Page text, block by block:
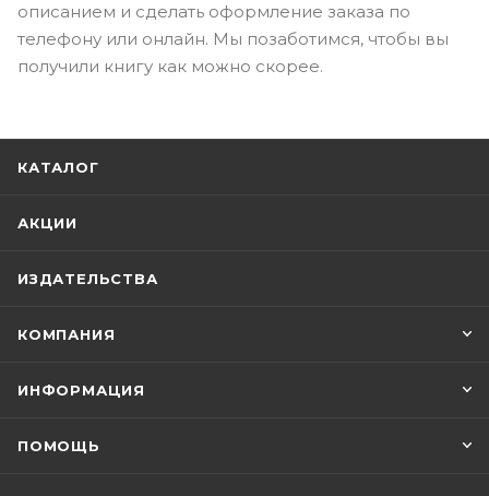
описанием и сделать оформление заказа по
телефону или онлайн. Мы позаботимся, чтобы вы
получили книгу как можно скорее.
КАТАЛОГ
АКЦИИ
ИЗДАТЕЛЬСТВА
КОМПАНИЯ
ИНФОРМАЦИЯ
ПОМОЩЬ